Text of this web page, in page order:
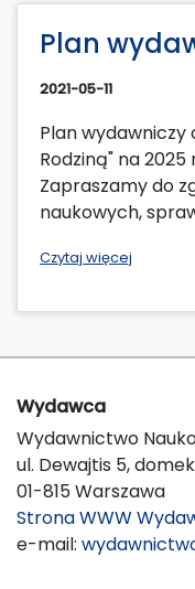
Plan
2021-05-11
Plan wydawniczy
Rodziną" na 2025
Zapraszamy do
naukowych,
Czytaj więcej
Wydawca
Wydawnictwo
ul. Dewajtis 5,
01-815 Warszawa
Strona WWW
e-mail: